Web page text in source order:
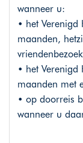
wanneer u:
• het
maanden,
• het
maanden met
• op doorreis
wanneer u